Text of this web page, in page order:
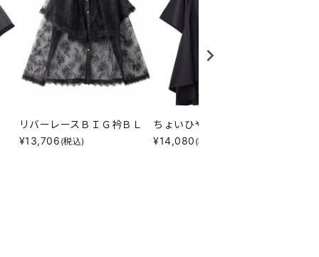
リバーレースＢＩＧ衿ＢＬ
¥13,706 (税込)
ちょいひや便利ｓｅｔＰＯ
¥14,080 (税込)